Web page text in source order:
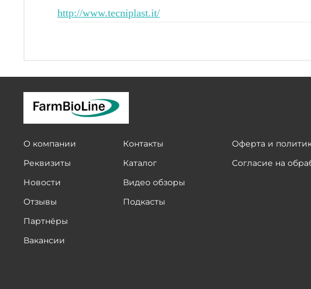
http://www.tecniplast.it/
О компании
Реквизиты
Новости
Отзывы
Партнёры
Вакансии
Контакты
Каталог
Видео обзоры
Подкасты
Оферта и
Согласие на